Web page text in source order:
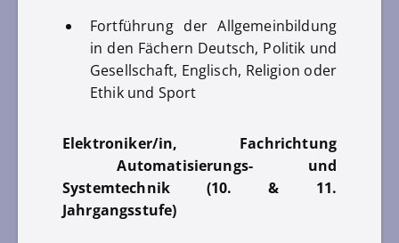
Fortführung der Allgemeinbildung
in den Fächern Deutsch, Politik und
Gesellschaft, Englisch, Religion oder
Ethik und Sport
Elektroniker/in, Fachrichtung
Automatisierungs- und
Systemtechnik (10. & 11.
Jahrgangsstufe)